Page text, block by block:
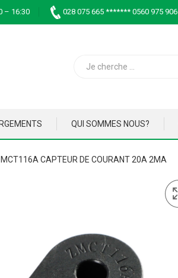
– 16:30 028 075 665 ******* 0560 975 906
QUI SOMMES NOUS?
CAPTEUR DE COURANT 20A 2MA